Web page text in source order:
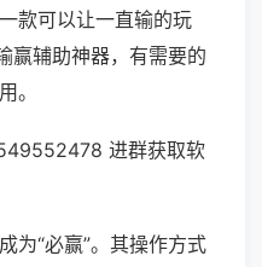
款可以让一直输的玩
赢辅助神器，有需要的
。
进群获取软
为“必赢”。其操作方式